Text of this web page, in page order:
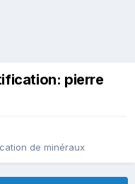
pierre
de minéraux